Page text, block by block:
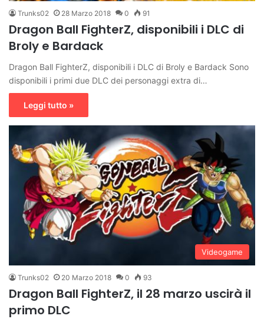
Trunks02 28 Marzo 2018 0 91
Dragon Ball FighterZ, disponibili i DLC di
Broly e Bardack
Dragon Ball FighterZ, disponibili i DLC di Broly e Bardack Sono
disponibili i primi due DLC dei personaggi extra di…
Leggi tutto »
Videogame
Trunks02 20 Marzo 2018 0 93
Dragon Ball FighterZ, il 28 marzo uscirà il
primo DLC